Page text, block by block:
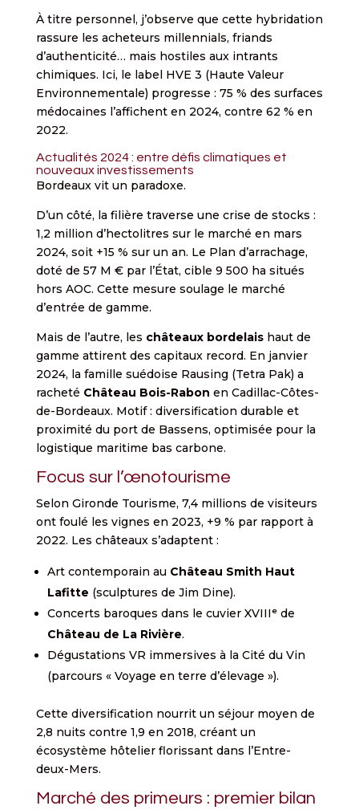
À titre personnel, j’observe que cette hybridation
rassure les acheteurs millennials, friands
d’authenticité… mais hostiles aux intrants
chimiques. Ici, le label HVE 3 (Haute Valeur
Environnementale) progresse : 75 % des surfaces
médocaines l’affichent en 2024, contre 62 % en
2022.
Actualités 2024 : entre défis climatiques et
nouveaux investissements
Bordeaux vit un paradoxe.
D’un côté, la filière traverse une crise de stocks :
1,2 million d’hectolitres sur le marché en mars
2024, soit +15 % sur un an. Le Plan d’arrachage,
doté de 57 M € par l’État, cible 9 500 ha situés
hors AOC. Cette mesure soulage le marché
d’entrée de gamme.
Mais de l’autre, les châteaux bordelaishaut de
gamme attirent des capitaux record. En janvier
2024, la famille suédoise Rausing (Tetra Pak) a
racheté Château Bois-Rabon en Cadillac-Côtes-
de-Bordeaux. Motif : diversification durable et
proximité du port de Bassens, optimisée pour la
logistique maritime bas carbone.
Focus sur l’œnotourisme
Selon Gironde Tourisme, 7,4 millions de visiteurs
ont foulé les vignes en 2023, +9 % par rapport à
2022. Les châteaux s’adaptent :
Art contemporain au Château Smith Haut
Lafitte (sculptures de Jim Dine).
Concerts baroques dans le cuvier XVIIIᵉ de
Château de La Rivière.
Dégustations VR immersives à la Cité du Vin
(parcours « Voyage en terre d’élevage »).
Cette diversification nourrit un séjour moyen de
2,8 nuits contre 1,9 en 2018, créant un
écosystème hôtelier florissant dans l’Entre-
deux-Mers.
Marché des primeurs : premier bilan